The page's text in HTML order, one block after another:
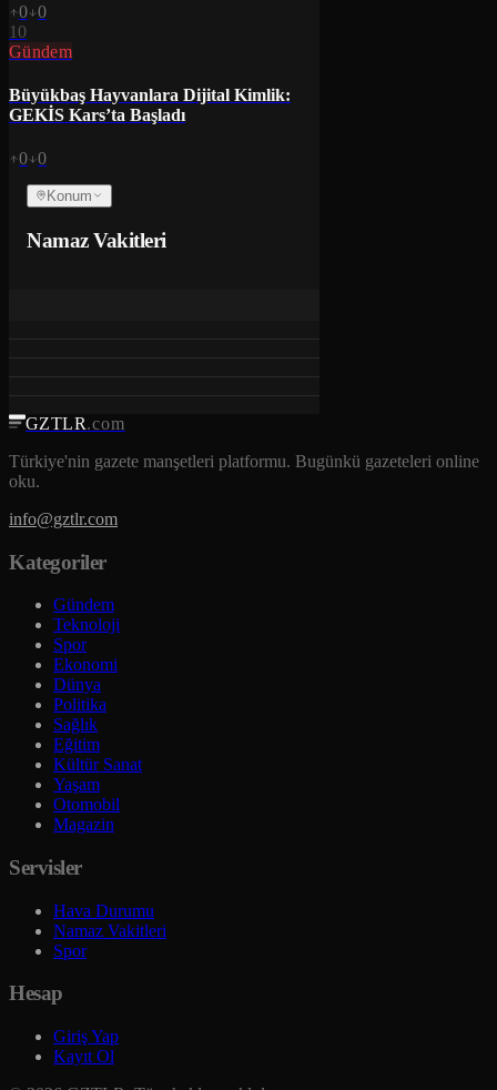
0 0
10
Gündem
Büyükbaş Hayvanlara Dijital Kimlik:
GEKİS Kars’ta Başladı
0 0
Konum
Namaz Vakitleri
GZTLR.com
Türkiye'nin gazete manşetleri platformu. Bugünkü gazeteleri online
oku.
info@gztlr.com
Kategoriler
Gündem
Teknoloji
Spor
Ekonomi
Dünya
Politika
Sağlık
Eğitim
Kültür Sanat
Yaşam
Otomobil
Magazin
Servisler
Hava Durumu
Namaz Vakitleri
Spor
Hesap
Giriş Yap
Kayıt Ol